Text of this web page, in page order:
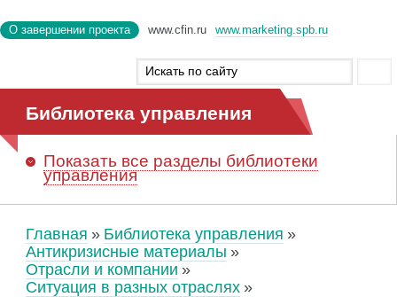
О завершении проекта www.cfin.ru www.marketing.spb.ru
Библиотека управления
Показать все разделы библиотеки
управления
Главная
Библиотека управления
Антикризисные материалы
Отрасли и компании
Ситуация в разных отраслях